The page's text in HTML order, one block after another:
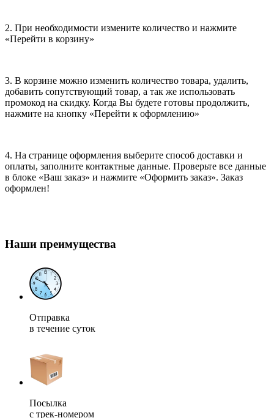
2. При необходимости измените количество и нажмите
«Перейти в корзину»
3. В корзине можно изменить количество товара, удалить,
добавить сопутствующий товар, а так же использовать
промокод на скидку. Когда Вы будете готовы продолжить,
нажмите на кнопку «Перейти к оформлению»
4. На странице оформления выберите способ доставки и
оплаты, заполните контактные данные. Проверьте все данные
в блоке «Ваш заказ» и нажмите «Оформить заказ». Заказ
оформлен!
Наши преимущества
Отправка
в течение суток
Посылка
с трек-номером